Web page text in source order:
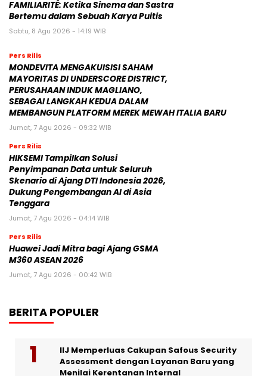
FAMILIARITÉ: Ketika Sinema dan Sastra
Bertemu dalam Sebuah Karya Puitis
Sabtu, 8 Agu 2026 - 14:19 WIB
Pers Rilis
MONDEVITA MENGAKUISISI SAHAM
MAYORITAS DI UNDERSCORE DISTRICT,
PERUSAHAAN INDUK MAGLIANO,
SEBAGAI LANGKAH KEDUA DALAM
MEMBANGUN PLATFORM MEREK MEWAH ITALIA BARU
Jumat, 7 Agu 2026 - 09:32 WIB
Pers Rilis
HIKSEMI Tampilkan Solusi
Penyimpanan Data untuk Seluruh
Skenario di Ajang DTI Indonesia 2026,
Dukung Pengembangan AI di Asia
Tenggara
Jumat, 7 Agu 2026 - 04:14 WIB
Pers Rilis
Huawei Jadi Mitra bagi Ajang GSMA
M360 ASEAN 2026
Jumat, 7 Agu 2026 - 00:42 WIB
BERITA POPULER
IIJ Memperluas Cakupan Safous Security
Assessment dengan Layanan Baru yang
Menilai Kerentanan Internal